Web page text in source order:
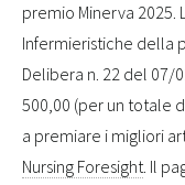
premio Minerva 2025.
Infermieristiche della
Delibera n. 22 del 07/
500,00 (per un totale
a premiare i migliori
Nursing Foresight. Il